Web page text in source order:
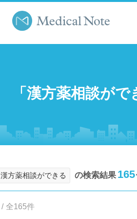
「漢方薬相談が
漢方薬相談ができる の検索結果 165
/ 全165件